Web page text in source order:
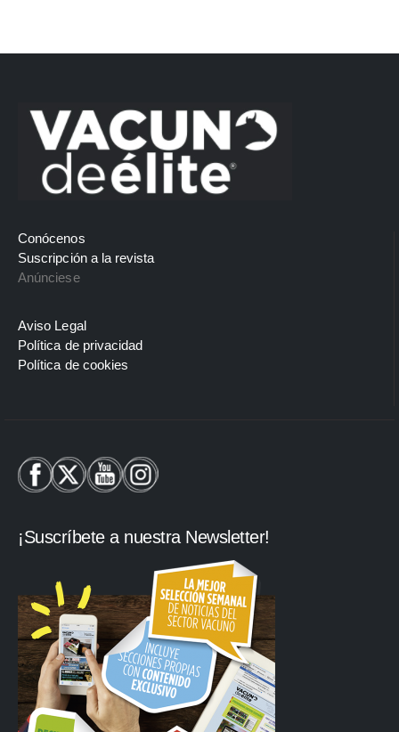
Conócenos
Suscripción a la revista
Anúnciese
Aviso Legal
Política de privacidad
Política de cookies
¡Suscríbete a nuestra Newsletter!